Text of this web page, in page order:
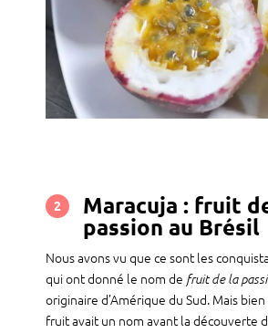
2 Maracuja : fruit
passion au Brésil
Nous avons vu que ce sont les
qui ont donné le nom de fruit de la
originaire d’Amérique du Sud. Mais
fruit avait un nom avant la découverte